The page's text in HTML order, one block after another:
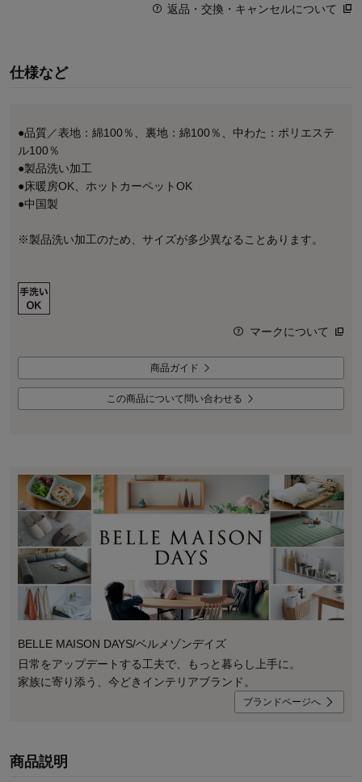
返品・交換・キャンセルについて
仕様など
●品質／表地：綿100％、裏地：綿100％、中わた：ポリエステ
ル100％
●製品洗い加工
●床暖房OK、ホットカーペットOK
●中国製
※製品洗い加工のため、サイズが多少異なることあります。
マークについて
商品ガイド
この商品について問い合わせる
BELLE MAISON DAYS/ベルメゾンデイズ
日常をアップデートする工夫で、もっと暮らし上手に。
家族に寄り添う、今どきインテリアブランド。
ブランドページへ
商品説明